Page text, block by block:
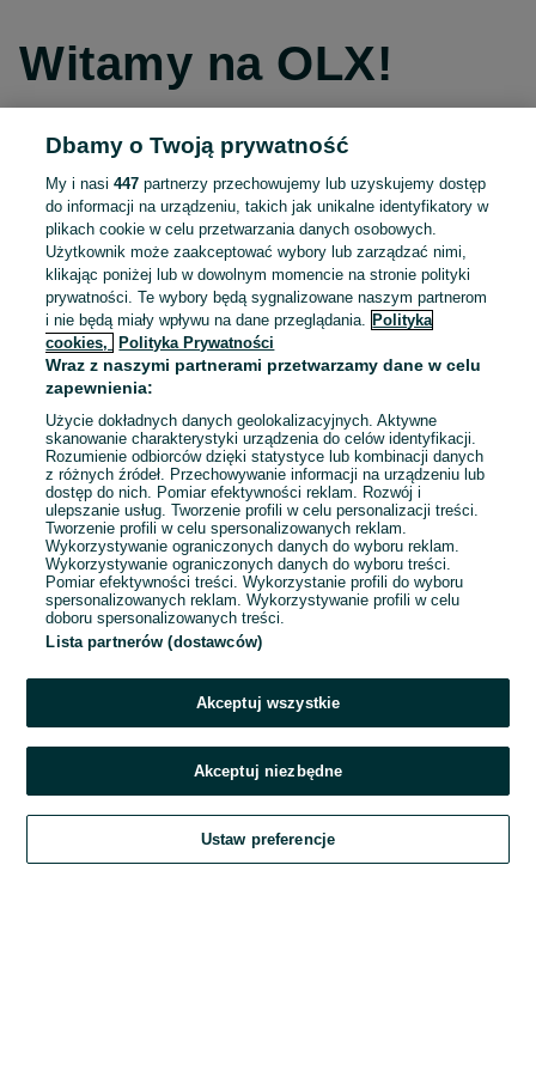
Witamy na OLX!
Kontynuuj przez Facebooka
Kontynuuj przez konto Apple
Kontynuuj przez konto Google
LUB
E-mail
Hasło
Zaloguj się
Kontynuując za pośrednictwem jednego z dostawców wskazanych powyżej,
OLX.pl w jego aktualnym brzmieniu.
Dbamy o Twoją prywatność
My i nasi447 partnerzy przechowujemy lub uzyskujemy dostęp
do informacji na urządzeniu, takich jak unikalne identyfikatory w
plikach cookie w celu przetwarzania danych osobowych.
Użytkownik może zaakceptować wybory lub zarządzać nimi,
klikając poniżej lub w dowolnym momencie na stronie polityki
prywatności. Te wybory będą sygnalizowane naszym partnerom
i nie będą miały wpływu na dane przeglądania.
Polityka
cookies,
Polityka Prywatności
Wraz z naszymi partnerami przetwarzamy dane w celu
zapewnienia:
Użycie dokładnych danych geolokalizacyjnych. Aktywne
skanowanie charakterystyki urządzenia do celów identyfikacji.
Rozumienie odbiorców dzięki statystyce lub kombinacji danych
z różnych źródeł. Przechowywanie informacji na urządzeniu lub
dostęp do nich. Pomiar efektywności reklam. Rozwój i
ulepszanie usług. Tworzenie profili w celu personalizacji treści.
Tworzenie profili w celu spersonalizowanych reklam.
Wykorzystywanie ograniczonych danych do wyboru reklam.
Wykorzystywanie ograniczonych danych do wyboru treści.
Pomiar efektywności treści. Wykorzystanie profili do wyboru
spersonalizowanych reklam. Wykorzystywanie profili w celu
doboru spersonalizowanych treści.
Lista partnerów (dostawców)
Akceptuj wszystkie
Akceptuj niezbędne
Ustaw preferencje